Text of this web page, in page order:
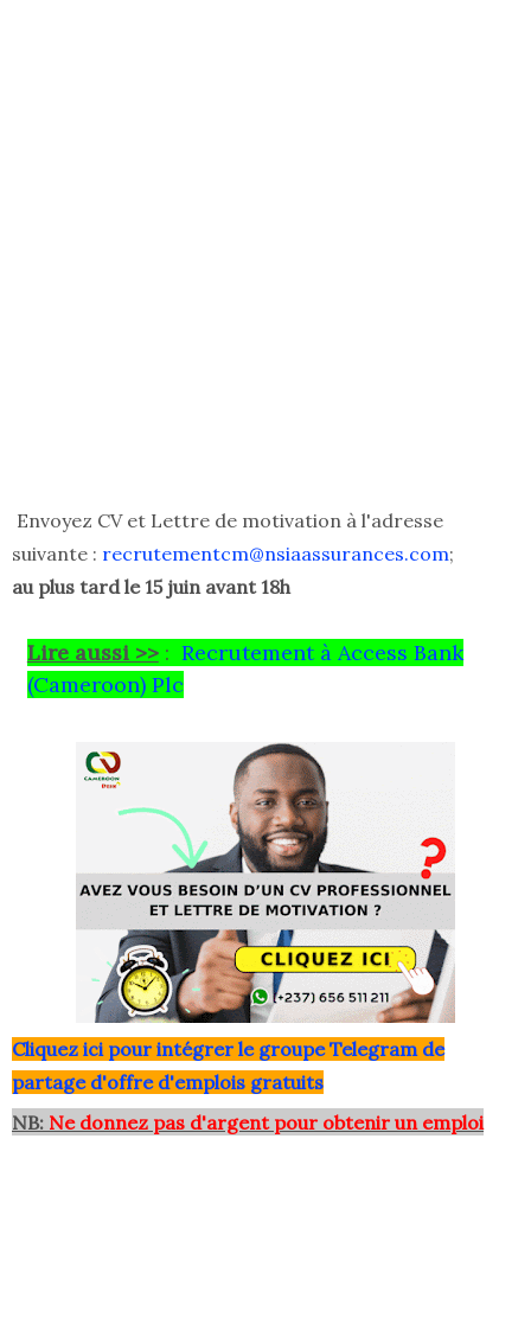
Envoyez CV et Lettre de motivation à l'adresse
suivante : recrutementcm@nsiaassurances.com;
au plus tard le 15 juin avant 18h
Lire aussi >>: Recrutement à Access Bank
(Cameroon) Plc
Cliquez ici pour intégrer le groupe Telegram de
partage d'offre d'emplois gratuits
NB: Ne donnez pas d'argent pour obtenir un emploi